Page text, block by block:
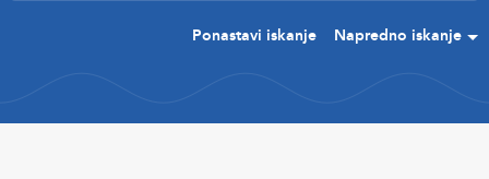
Ponastavi iskanje Napredno iskanje